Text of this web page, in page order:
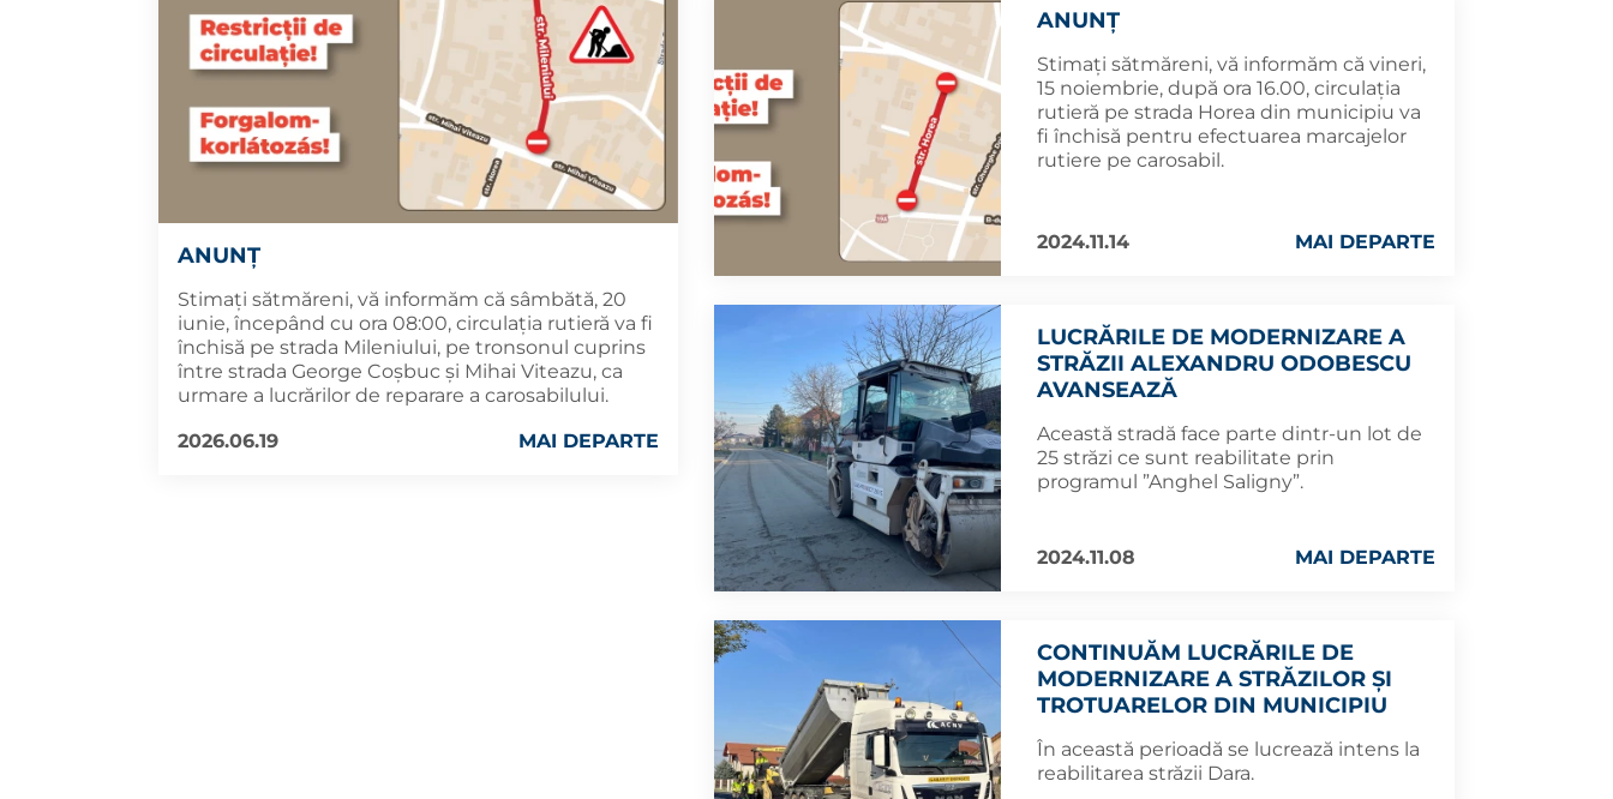
ANUNȚ
Stimați sătmăreni, vă informăm că sâmbătă, 20
iunie, începând cu ora 08:00, circulația rutieră va fi
închisă pe strada Mileniului, pe tronsonul cuprins
între strada George Coșbuc și Mihai Viteazu, ca
urmare a lucrărilor de reparare a carosabilului.
2026.06.19
MAI DEPARTE
ANUNȚ
Stimați sătmăreni, vă informăm că vineri,
15 noiembrie, după ora 16.00, circulația
rutieră pe strada Horea din municipiu va
fi închisă pentru efectuarea marcajelor
rutiere pe carosabil.
2024.11.14 MAI DEPARTE
LUCRĂRILE DE MODERNIZARE A
STRĂZII ALEXANDRU ODOBESCU
AVANSEAZĂ
Această stradă face parte dintr-un lot de
25 străzi ce sunt reabilitate prin
programul ”Anghel Saligny”.
2024.11.08 MAI DEPARTE
CONTINUĂM LUCRĂRILE DE
MODERNIZARE A STRĂZILOR ȘI
TROTUARELOR DIN MUNICIPIU
În această perioadă se lucrează intens la
reabilitarea străzii Dara.